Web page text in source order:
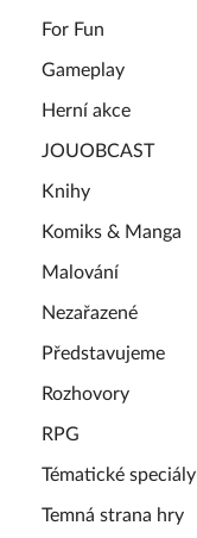
For Fun
Gameplay
Herní akce
JOUOBCAST
Knihy
Komiks & Manga
Malování
Nezařazené
Představujeme
Rozhovory
RPG
Tématické speciály
Temná strana hry